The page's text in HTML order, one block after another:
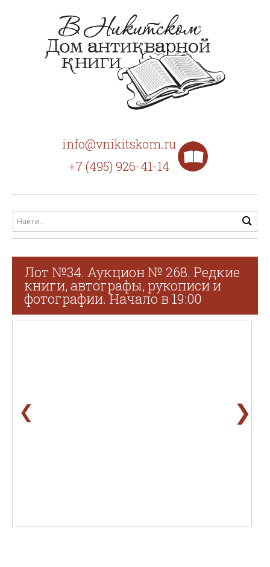
info@vnikitskom.ru
+7 (495) 926-41-14
Лот №34. Аукцион № 268. Редкие
книги, автографы, рукописи и
фотографии. Начало в 19:00
❮ ❯